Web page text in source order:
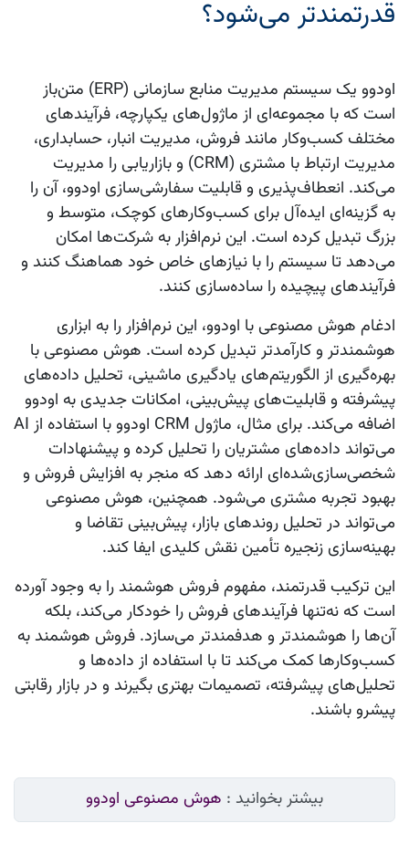
قدرتمندتر می‌شود؟
اودوو
یک سیستم مدیریت منابع سازمانی (ERP) متن‌باز
است که با مجموعه‌ای از ماژول‌های یکپارچه، فرآیندهای
مختلف کسب‌وکار مانند فروش، مدیریت انبار، حسابداری،
مدیریت ارتباط با مشتری (CRM) و بازاریابی را مدیریت
می‌کند. انعطاف‌پذیری و قابلیت سفارشی‌سازی اودوو، آن را
به گزینه‌ای ایده‌آل برای کسب‌وکارهای کوچک، متوسط و
بزرگ تبدیل کرده است. این نرم‌افزار به شرکت‌ها امکان
می‌دهد تا سیستم را با نیازهای خاص خود هماهنگ کنند و
فرآیندهای پیچیده را ساده‌سازی کنند.
ادغام هوش مصنوعی با اودوو، این نرم‌افزار را به ابزاری
هوشمندتر و کارآمدتر تبدیل کرده است. هوش مصنوعی با
بهره‌گیری از الگوریتم‌های یادگیری ماشینی، تحلیل داده‌های
پیشرفته و قابلیت‌های پیش‌بینی، امکانات جدیدی به اودوو
اضافه می‌کند. برای مثال، ماژول CRM
اودوو با استفاده از AI
می‌تواند داده‌های مشتریان را تحلیل کرده و پیشنهادات
شخصی‌سازی‌شده‌ای ارائه دهد که منجر به افزایش فروش و
بهبود تجربه مشتری می‌شود. همچنین، هوش مصنوعی
می‌تواند در تحلیل روندهای بازار، پیش‌بینی تقاضا و
بهینه‌سازی زنجیره تأمین نقش کلیدی ایفا کند.
این ترکیب قدرتمند، مفهومفروش هوشمند را به وجود آورده
است که نه‌تنها فرآیندهای فروش را خودکار می‌کند، بلکه
آن‌ها را هوشمندتر و هدفمندتر می‌سازد. فروش هوشمند به
کسب‌وکارها کمک می‌کند تا با استفاده از داده‌ها و
تحلیل‌های پیشرفته، تصمیمات بهتری بگیرند و در بازار رقابتی
پیشرو باشند.
بیشتر بخوانید : هوش مصنوعی اودوو